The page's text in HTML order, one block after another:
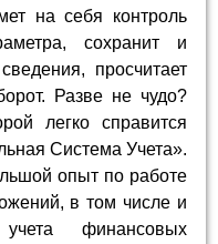
на себя контроль
сохранит и
просчитает
Разве не чудо?
легко справится
Система Учета».
опыт по работе
в том числе и
финансовых